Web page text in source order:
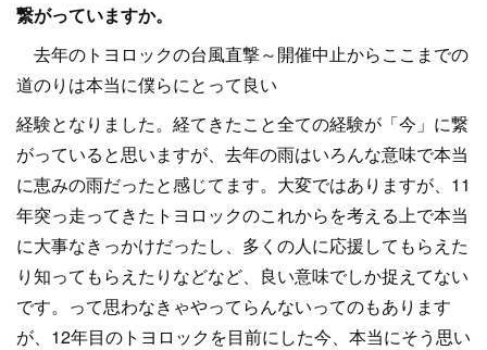
繋がっていますか。
去年のトヨロックの台風直撃～開催中止からここまでの
道のりは本当に僕らにとって良い
経験となりました。経てきたこと全ての経験が「今」に繋
がっていると思いますが、去年の雨はいろんな意味で本当
に恵みの雨だったと感じてます。大変ではありますが、11
年突っ走ってきたトヨロックのこれからを考える上で本当
に大事なきっかけだったし、多くの人に応援してもらえた
り知ってもらえたりなどなど、良い意味でしか捉えてない
です。って思わなきゃやってらんないってのもあります
が、12年目のトヨロックを目前にした今、本当にそう思い